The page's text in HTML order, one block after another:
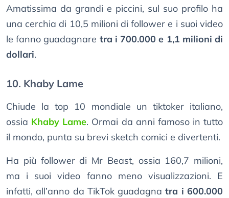
Amatissima da grandi e piccini, sul suo profilo ha
una cerchia di 10,5 milioni di follower e i suoi video
le fanno guadagnare tra i 700.000 e 1,1 milioni di
dollari.
10. Khaby Lame
Chiude la top 10 mondiale un tiktoker italiano,
ossia Khaby Lame. Ormai da anni famoso in tutto
il mondo, punta su brevi sketch comici e divertenti.
Ha più follower di Mr Beast, ossia 160,7 milioni,
ma i suoi video fanno meno visualizzazioni. E
infatti, all’anno da TikTok guadagnatra i 600.000